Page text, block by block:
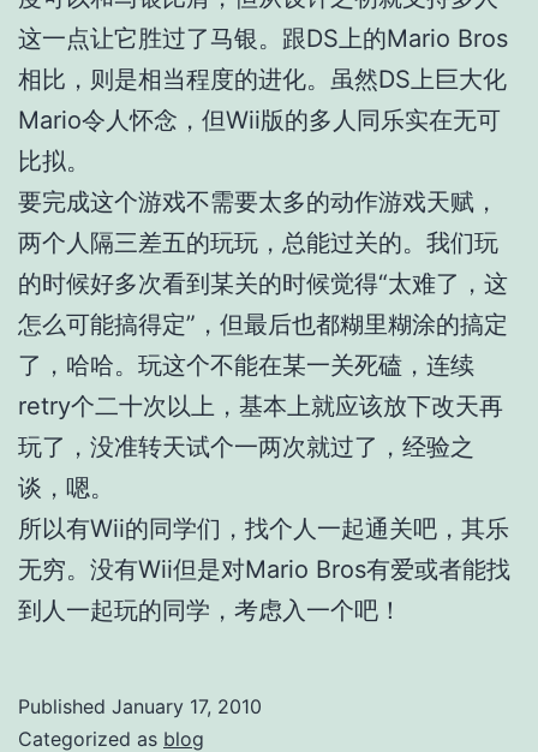
这一点让它胜过了马银。跟DS上的Mario Bros
相比，则是相当程度的进化。虽然DS上巨大化
Mario令人怀念，但Wii版的多人同乐实在无可
比拟。
要完成这个游戏不需要太多的动作游戏天赋，
两个人隔三差五的玩玩，总能过关的。我们玩
的时候好多次看到某关的时候觉得“太难了，这
怎么可能搞得定”，但最后也都糊里糊涂的搞定
了，哈哈。玩这个不能在某一关死磕，连续
retry个二十次以上，基本上就应该放下改天再
玩了，没准转天试个一两次就过了，经验之
谈，嗯。
所以有Wii的同学们，找个人一起通关吧，其乐
无穷。没有Wii但是对Mario Bros有爱或者能找
到人一起玩的同学，考虑入一个吧！
Published January 17, 2010
Categorized as blog